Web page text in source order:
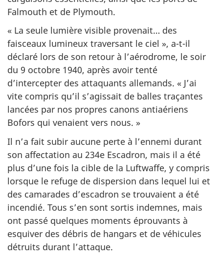
Falmouth et de Plymouth.
« La seule lumière visible provenait… des
faisceaux lumineux traversant le ciel », a-t-il
déclaré lors de son retour à l’aérodrome, le soir
du 9 octobre 1940, après avoir tenté
d’intercepter des attaquants allemands. « J’ai
vite compris qu’il s’agissait de balles traçantes
lancées par nos propres canons antiaériens
Bofors qui venaient vers nous. »
Il n’a fait subir aucune perte à l’ennemi durant
son affectation au 234e Escadron, mais il a été
plus d’une fois la cible de la Luftwaffe, y compris
lorsque le refuge de dispersion dans lequel lui et
des camarades d’escadron se trouvaient a été
incendié. Tous s’en sont sortis indemnes, mais
ont passé quelques moments éprouvants à
esquiver des débris de hangars et de véhicules
détruits durant l’attaque.